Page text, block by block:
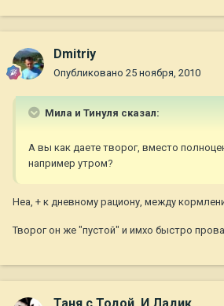
Dmitriy
Опубликовано 25 ноября, 2010
Мила и Тинуля сказал:
А вы как даете творог, вместо
например утром?
Неа, + к дневному рациону, между
Творог он же "пустой" и имхо быстро